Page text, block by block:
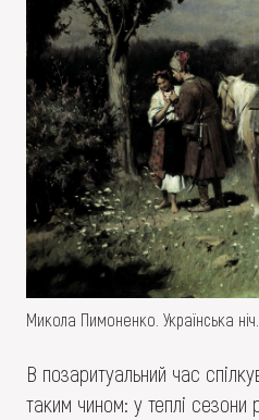
Микола Пимоненко. Українська
В позаритуальний час
таким чином: у теплі сезони